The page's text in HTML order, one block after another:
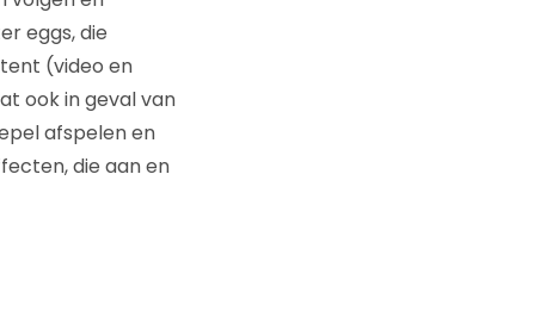
eggs, die
(video en
ook in geval van
afspelen en
die aan en